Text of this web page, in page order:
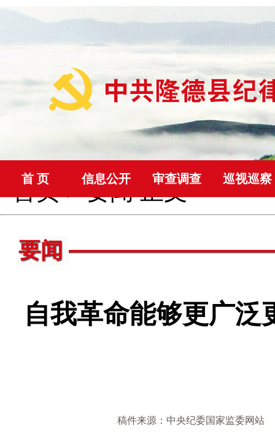
首 页 信息公开 审查调查 巡视巡察
首页>要闻 正文
要闻
自我革命能够更广泛
稿件来源：中央纪委国家监委网站